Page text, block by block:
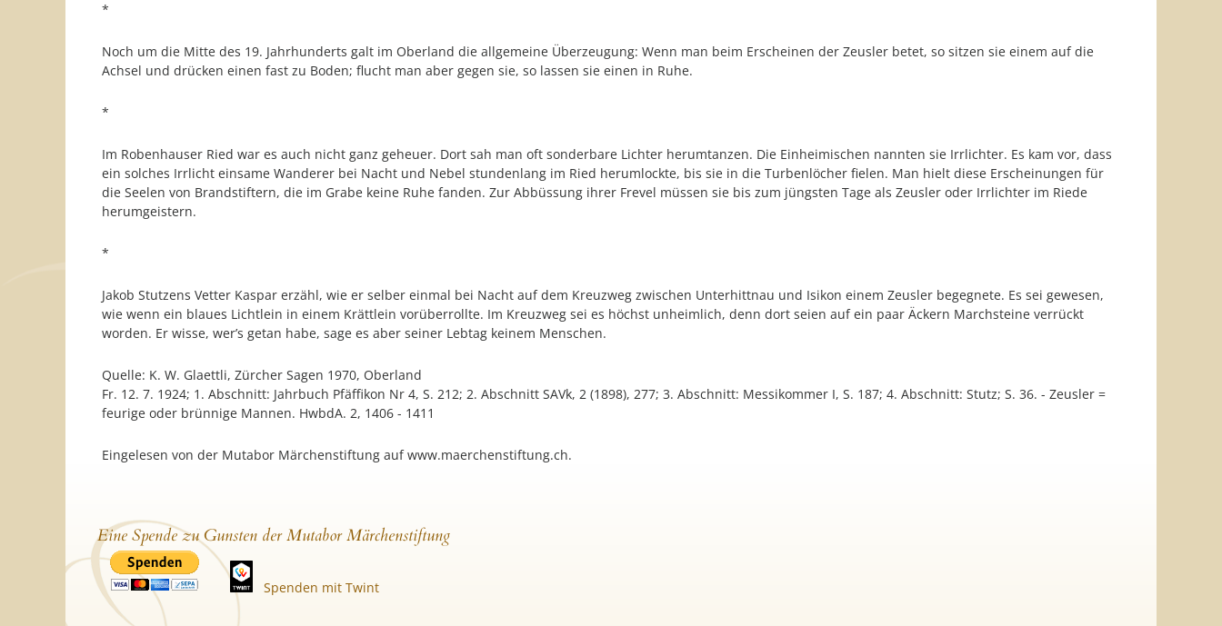
*
Noch um die Mitte des 19. Jahrhunderts galt im Oberland die allgemeine Überzeugung: Wenn man beim Erscheinen der Zeusler betet, so sitzen sie einem auf die
Achsel und drücken einen fast zu Boden; flucht man aber gegen sie, so lassen sie einen in Ruhe.
*
Im Robenhauser Ried war es auch nicht ganz geheuer. Dort sah man oft sonderbare Lichter herumtanzen. Die Einheimischen nannten sie Irrlichter. Es kam vor, dass
ein solches Irrlicht einsame Wanderer bei Nacht und Nebel stundenlang im Ried herumlockte, bis sie in die Turbenlöcher fielen. Man hielt diese Erscheinungen für
die Seelen von Brandstiftern, die im Grabe keine Ruhe fanden. Zur Abbüssung ihrer Frevel müssen sie bis zum jüngsten Tage als Zeusler oder Irrlichter im Riede
herumgeistern.
*
Jakob Stutzens Vetter Kaspar erzähl, wie er selber einmal bei Nacht auf dem Kreuzweg zwischen Unterhittnau und Isikon einem Zeusler begegnete. Es sei gewesen,
wie wenn ein blaues Lichtlein in einem Krättlein vorüberrollte. Im Kreuzweg sei es höchst unheimlich, denn dort seien auf ein paar Äckern Marchsteine verrückt
worden. Er wisse, wer’s getan habe, sage es aber seiner Lebtag keinem Menschen.
Quelle: K. W. Glaettli, Zürcher Sagen 1970, Oberland
Fr. 12. 7. 1924; 1. Abschnitt: Jahrbuch Pfäffikon Nr 4, S. 212; 2. Abschnitt SAVk, 2 (1898), 277; 3. Abschnitt: Messikommer I, S. 187; 4. Abschnitt: Stutz; S. 36. - Zeusler =
feurige oder brünnige Mannen. HwbdA. 2, 1406 - 1411
Eingelesen von der Mutabor Märchenstiftung auf www.maerchenstiftung.ch.
Eine Spende zu Gunsten der Mutabor Märchenstiftung
Spenden mit Twint